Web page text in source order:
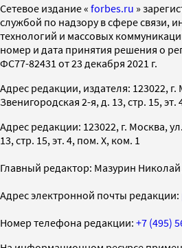
Cетевое издание « forbes.ru »
службой по надзору в сфере связи,
технологий и массовых
номер и дата принятия решения о
ФС77-82431 от 23 декабря 2021 г.
Адрес редакции, издателя: 123022, г.
Звенигородская 2-я, д. 13, стр. 15, эт.
Адрес редакции: 123022, г. Москва,
13, стр. 15, эт. 4, пом. X, ком. 1
Главный редактор: Мазурин
Адрес электронной почты редакции:
Номер телефона редакции: +7 (495)